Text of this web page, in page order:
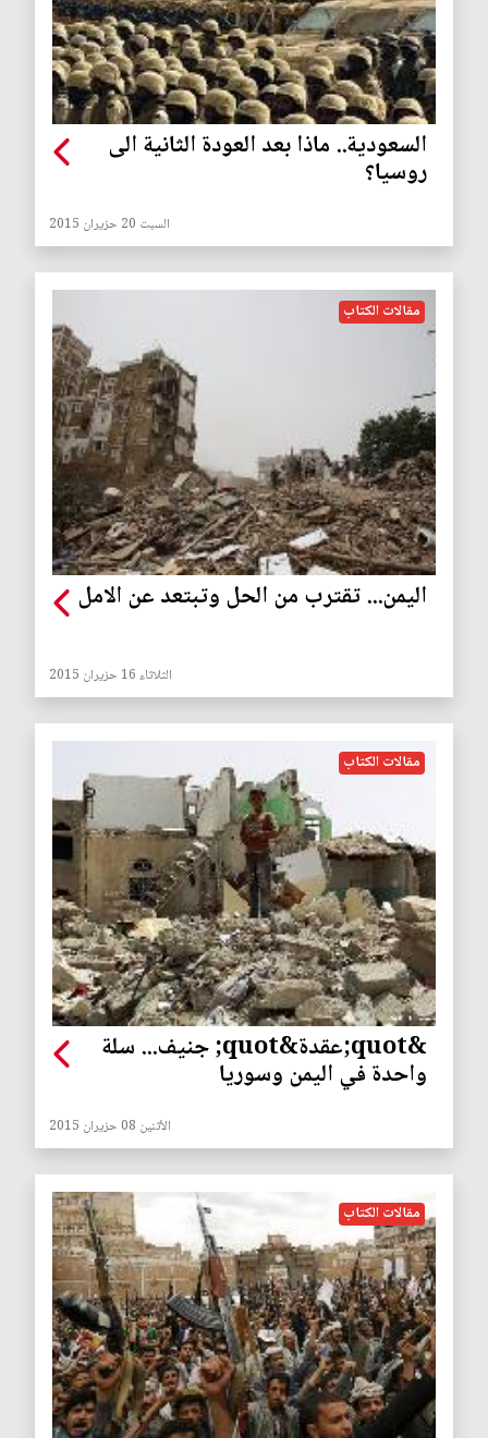
السعودية.. ماذا بعد العودة الثانية الى
روسيا؟
السبت 20 حزيران 2015
مقالات الكتاب
اليمن... تقترب من الحل وتبتعد عن الامل
الثلاثاء 16 حزيران 2015
مقالات الكتاب
&quot;عقدة&quot; جنيف... سلة
واحدة في اليمن وسوريا
الأثنين 08 حزيران 2015
مقالات الكتاب